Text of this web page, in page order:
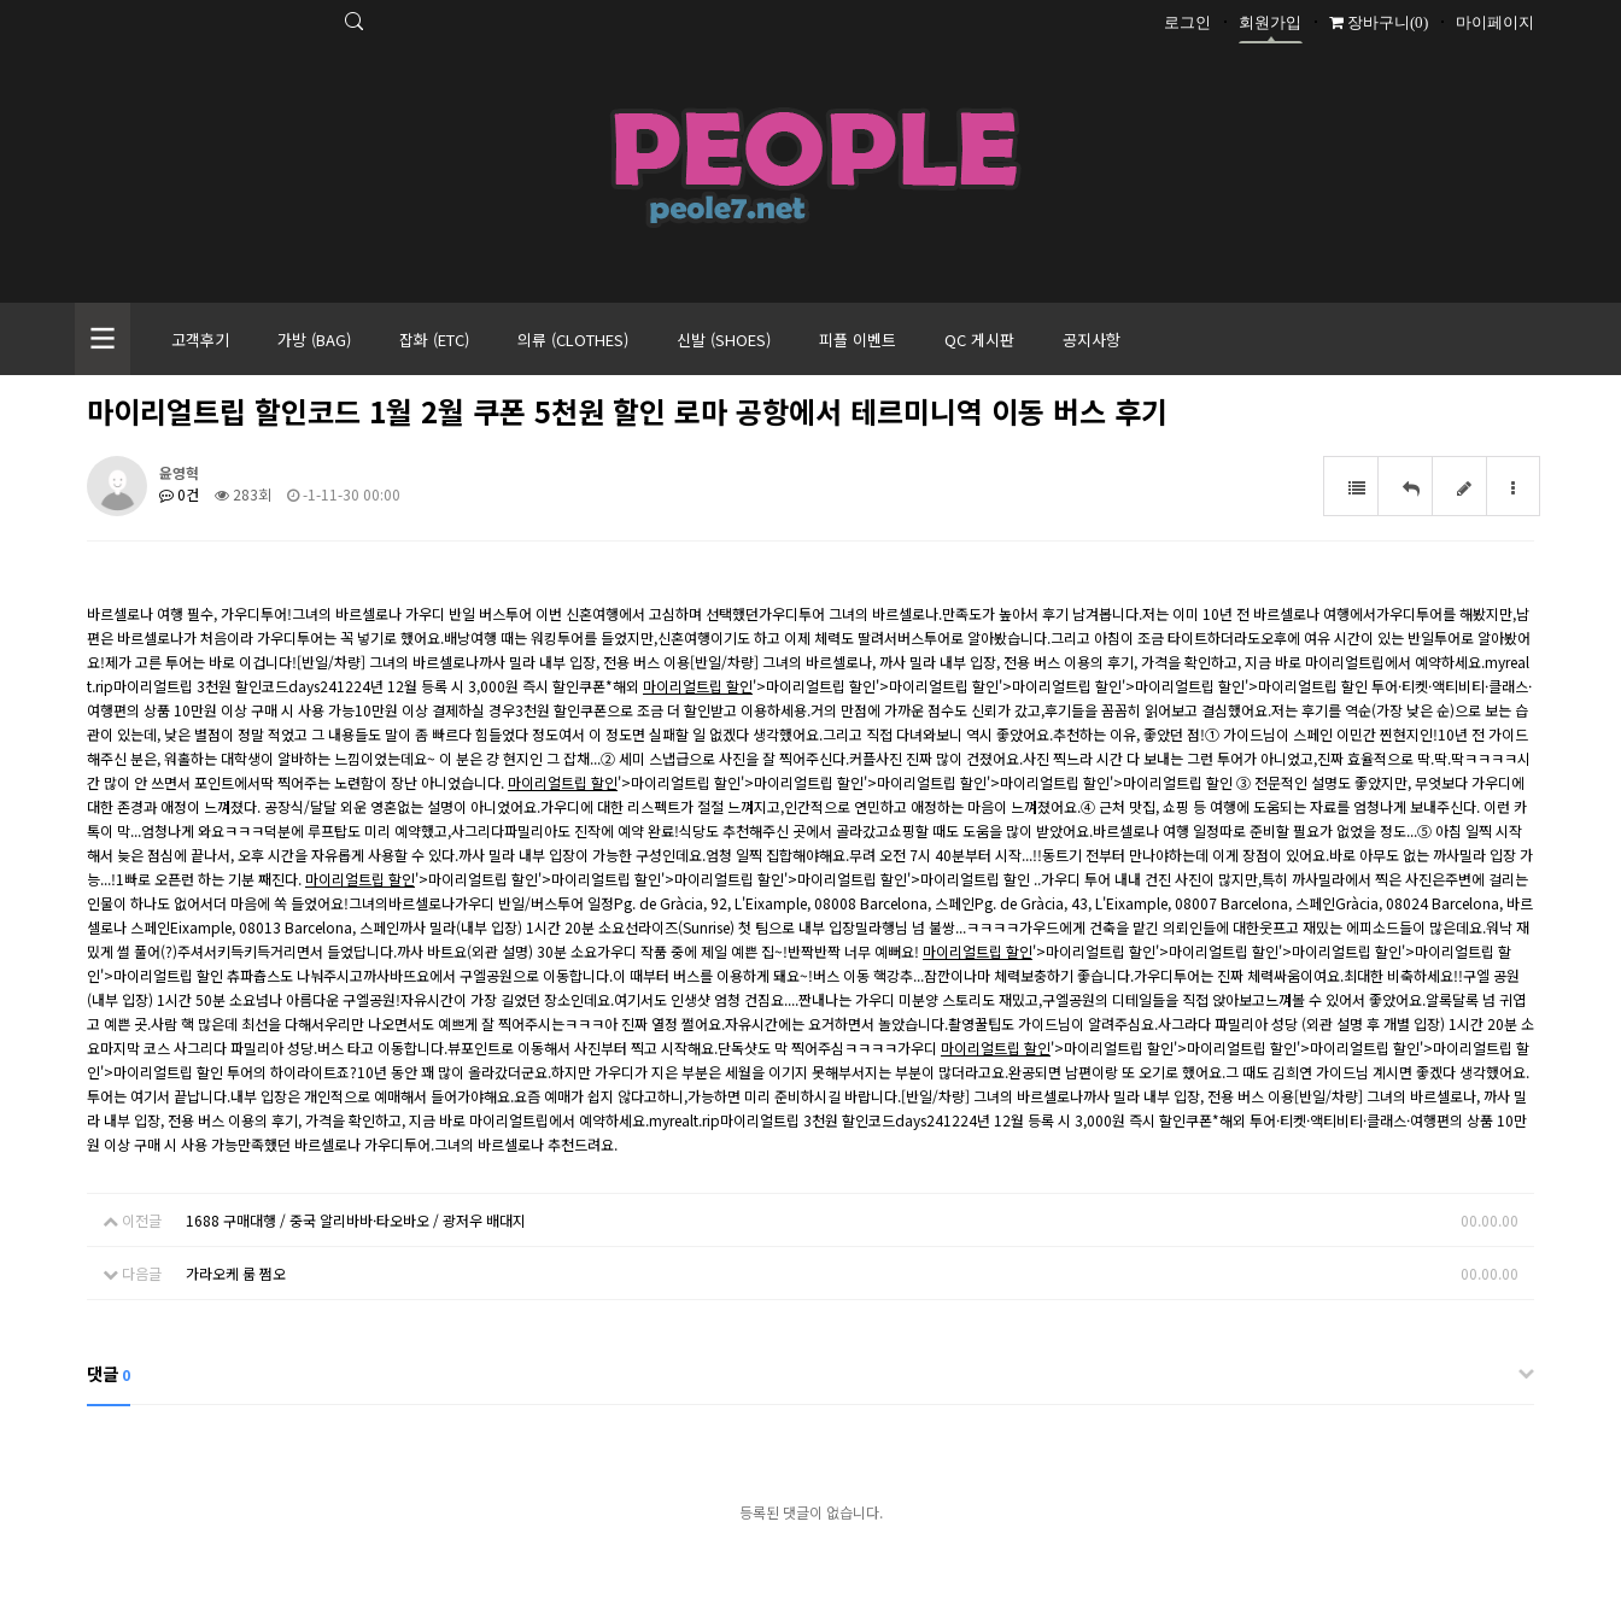
로그인
회원가입
장바구니(0) 마이페이지
고객후기 가방 (BAG) 잡화 (ETC) 의류 (CLOTHES) 신발 (SHOES) 피플 이벤트 QC 게시판 공지사항
마이리얼트립 할인코드 1월 2월 쿠폰 5천원 할인 로마 공항에서 테르미니역 이동 버스 후기
윤영혁
0건
283회 -1-11-30 00:00
바르셀로나 여행 필수, 가우디투어!그녀의 바르셀로나 가우디 반일 버스투어 이번 신혼여행에서 고심하며 선택했던가우디투어 그녀의 바르셀로나.만족도가 높아서 후기 남겨봅니다.​저는 이미 10년 전 바르셀로나 여행에서가우디투어를 해봤지만,남
편은 바르셀로나가 처음이라 가우디투어는 꼭 넣기로 했어요.​배낭여행 때는 워킹투어를 들었지만,신혼여행이기도 하고 이제 체력도 딸려서버스투어로 알아봤습니다.그리고 아침이 조금 타이트하더라도오후에 여유 시간이 있는 반일투어로 알아봤어
요!​제가 고른 투어는 바로 이겁니다![반일/차량] 그녀의 바르셀로나까사 밀라 내부 입장, 전용 버스 이용[반일/차량] 그녀의 바르셀로나, 까사 밀라 내부 입장, 전용 버스 이용의 후기, 가격을 확인하고, 지금 바로 마이리얼트립에서 예약하세요.myreal
t.rip마이리얼트립 3천원 할인코드days2412​24년 12월 등록 시 3,000원 즉시 할인쿠폰*해외 마이리얼트립 할인'>마이리얼트립 할인'>마이리얼트립 할인'>마이리얼트립 할인'>마이리얼트립 할인'>마이리얼트립 할인 투어·티켓·액티비티·클래스·
여행편의 상품 10만원 이상 구매 시 사용 가능10만원 이상 결제하실 경우3천원 할인쿠폰으로 조금 더 할인받고 이용하세용.​​거의 만점에 가까운 점수도 신뢰가 갔고,후기들을 꼼꼼히 읽어보고 결심했어요.​저는 후기를 역순(가장 낮은 순)으로 보는 습
관이 있는데, 낮은 별점이 정말 적었고 그 내용들도 말이 좀 빠르다 힘들었다 정도여서 이 정도면 실패할 일 없겠다 생각했어요.그리고 직접 다녀와보니 역시 좋았어요.​추천하는 이유, 좋았던 점!① 가이드님이 스페인 이민간 찐현지인!10년 전 가이드
해주신 분은, 워홀하는 대학생이 알바하는 느낌이었는데요~ 이 분은 걍 현지인 그 잡채...​② 세미 스냅급으로 사진을 잘 찍어주신다.커플사진 진짜 많이 건졌어요.사진 찍느라 시간 다 보내는 그런 투어가 아니었고,진짜 효율적으로 딱.딱.딱ㅋㅋㅋㅋ시
간 많이 안 쓰면서 포인트에서딱 찍어주는 노련함이 장난 아니었습니다. 마이리얼트립 할인'>마이리얼트립 할인'>마이리얼트립 할인'>마이리얼트립 할인'>마이리얼트립 할인'>마이리얼트립 할인 ​③ 전문적인 설명도 좋았지만, 무엇보다 가우디에
대한 존경과 애정이 느껴졌다.​ 공장식/달달 외운 영혼없는 설명이 아니었어요.가우디에 대한 리스펙트가 절절 느껴지고,인간적으로 연민하고 애정하는 마음이 느껴졌어요.​④ 근처 맛집, 쇼핑 등 여행에 도움되는 자료를 엄청나게 보내주신다. 이런 카
톡이 막...엄청나게 와요ㅋㅋㅋ덕분에 루프탑도 미리 예약했고,사그리다파밀리아도 진작에 예약 완료!​식당도 추천해주신 곳에서 골라갔고쇼핑할 때도 도움을 많이 받았어요.​바르셀로나 여행 일정따로 준비할 필요가 없었을 정도...​⑤ 아침 일찍 시작
해서 늦은 점심에 끝나서, 오후 시간을 자유롭게 사용할 수 있다.까사 밀라 내부 입장이 가능한 구성인데요.엄청 일찍 집합해야해요.무려 오전 7시 40분부터 시작...!!동트기 전부터 만나야하는데 이게 장점이 있어요.바로 아무도 없는 까사밀라 입장 가
능...!1빠로 오픈런 하는 기분 째진다. 마이리얼트립 할인'>마이리얼트립 할인'>마이리얼트립 할인'>마이리얼트립 할인'>마이리얼트립 할인'>마이리얼트립 할인 ..가우디 투어 내내 건진 사진이 많지만,특히 까사밀라에서 찍은 사진은주변에 걸리는
인물이 하나도 없어서더 마음에 쏙 들었어요!​​그녀의바르셀로나가우디 반일/버스투어 일정Pg. de Gràcia, 92, L'Eixample, 08008 Barcelona, 스페인Pg. de Gràcia, 43, L'Eixample, 08007 Barcelona, 스페인Gràcia, 08024 Barcelona, 바르
셀로나 스페인Eixample, 08013 Barcelona, 스페인까사 밀라(내부 입장) 1시간 20분 소요선라이즈(Sunrise) 첫 팀으로 내부 입장밀라행님 넘 불쌍...ㅋㅋㅋㅋ가우드에게 건축을 맡긴 의뢰인들에 대한웃프고 재밌는 에피소드들이 많은데요.​워낙 재
밌게 썰 풀어(?)주셔서키득키득거리면서 들었답니다.​​까사 바트요(외관 설명) 30분 소요가우디 작품 중에 제일 예쁜 집~!반짝반짝 너무 예뻐요! 마이리얼트립 할인'>마이리얼트립 할인'>마이리얼트립 할인'>마이리얼트립 할인'>마이리얼트립 할
인'>마이리얼트립 할인 츄파츕스도 나눠주시고까사바뜨요에서 구엘공원으로 이동합니다.이 때부터 버스를 이용하게 돼요~!​버스 이동 핵강추...잠깐이나마 체력보충하기 좋습니다.가우디투어는 진짜 체력싸움이여요.최대한 비축하세요!!​​구엘 공원
(내부 입장) 1시간 50분 소요넘나 아름다운 구엘공원!자유시간이 가장 길었던 장소인데요.여기서도 인생샷 엄청 건짐요....짠내나는 가우디 미분양 스토리도 재밌고,구엘공원의 디테일들을 직접 앉아보고느껴볼 수 있어서 좋았어요.​알록달록 넘 귀엽
고 예쁜 곳.사람 핵 많은데 최선을 다해서우리만 나오면서도 예쁘게 잘 찍어주시는ㅋㅋㅋ아 진짜 열정 쩔어요.자유시간에는 요거하면서 놀았습니다.촬영꿀팁도 가이드님이 알려주심요.​​사그라다 파밀리아 성당 (외관 설명 후 개별 입장) 1시간 20분 소
요마지막 코스 사그리다 파밀리아 성당.버스 타고 이동합니다.뷰포인트로 이동해서 사진부터 찍고 시작해요.단독샷도 막 찍어주심ㅋㅋㅋㅋ​가우디 마이리얼트립 할인'>마이리얼트립 할인'>마이리얼트립 할인'>마이리얼트립 할인'>마이리얼트립 할
인'>마이리얼트립 할인 투어의 하이라이트죠?10년 동안 꽤 많이 올라갔더군요.하지만 가우디가 지은 부분은 세월을 이기지 못해부서지는 부분이 많더라고요.​완공되면 남편이랑 또 오기로 했어요.그 때도 김희연 가이드님 계시면 좋겠다 생각했어요.
투어는 여기서 끝납니다.내부 입장은 개인적으로 예매해서 들어가야해요.요즘 예매가 쉽지 않다고하니,가능하면 미리 준비하시길 바랍니다.​[반일/차량] 그녀의 바르셀로나까사 밀라 내부 입장, 전용 버스 이용[반일/차량] 그녀의 바르셀로나, 까사 밀
라 내부 입장, 전용 버스 이용의 후기, 가격을 확인하고, 지금 바로 마이리얼트립에서 예약하세요.myrealt.rip마이리얼트립 3천원 할인코드days2412​24년 12월 등록 시 3,000원 즉시 할인쿠폰*해외 투어·티켓·액티비티·클래스·여행편의 상품 10만
원 이상 구매 시 사용 가능만족했던 바르셀로나 가우디투어.그녀의 바르셀로나 추천드려요.​
이전글 1688 구매대행 / 중국 알리바바·타오바오 / 광저우 배대지 00.00.00
다음글 가라오케 룸 쩜오 00.00.00
댓글 0
등록된 댓글이 없습니다.